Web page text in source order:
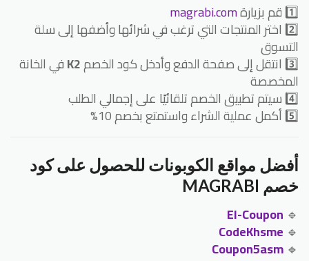
1️⃣ قم بزيارة
magrabi.com
2️⃣ اختر المنتجات التي ترغب في شرائها وأضفها إلى سلة
التسوق
3️⃣ انتقل إلى صفحة الدفع وأدخل كود الخصم K2في الخانة
المخصصة
4️⃣ سيتم تطبيق الخصم تلقائيًا على إجمالي الطلب
5️⃣ أكمل عملية الشراء واستمتع بخصم 10%
أفضل مواقع الكوبونات للحصول على كود
خصم MAGRABI
🔹
El-Coupon
🔹
CodeKhsme
🔹
Coupon5asm